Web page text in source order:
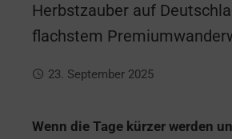
Herbstzauber auf
flachstem
23. September 2025
Wenn die Tage kürzer werden